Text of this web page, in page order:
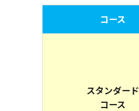
コース
スタンダード
コース